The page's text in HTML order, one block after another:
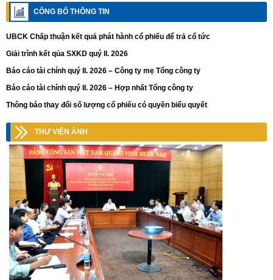
CÔNG BỐ THÔNG TIN
UBCK Chấp thuận kết quả phát hành cổ phiếu để trả cổ tức
Giải trình kết qủa SXKD quý II. 2026
Báo cáo tài chính quý II. 2026 – Công ty mẹ Tổng công ty
Báo cáo tài chính quý II. 2026 – Hợp nhất Tổng công ty
Thông báo thay đổi số lượng cổ phiếu có quyền biểu quyết
THƯ VIỆN ẢNH